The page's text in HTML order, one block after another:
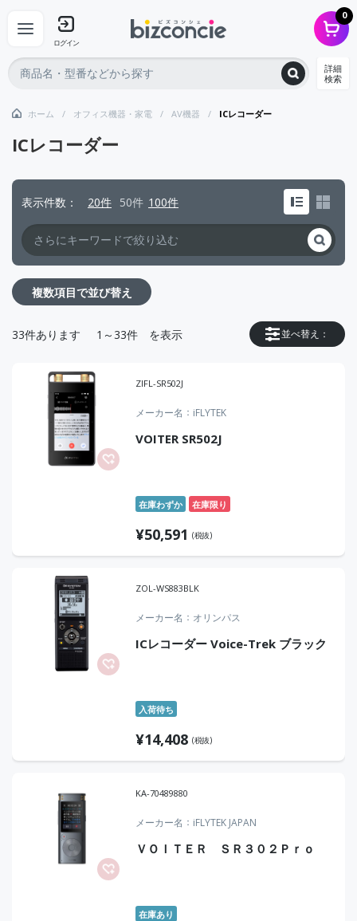
ログイン
0
詳細
検索
ホーム オフィス機器・家電 AV機器 ICレコーダー
ICレコーダー
表示件数 20件 50件 100件
複数項目で並び替え
並べ替え：
33件あります 1～33件 を表示
ZIFL-SR502J
メーカー名 iFLYTEK
VOITER SR502J
在庫わずか 在庫限り
¥50,591 (税抜)
ZOL-WS883BLK
メーカー名 オリンパス
ICレコーダー Voice-Trek ブラック
入荷待ち
¥14,408 (税抜)
KA-70489880
メーカー名 iFLYTEK JAPAN
ＶＯＩＴＥＲ ＳＲ３０２Ｐｒｏ
在庫あり